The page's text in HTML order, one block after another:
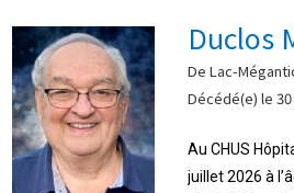
Duclos
De Lac-
Décédé(e) le
Au CHUS
juillet 2026 à